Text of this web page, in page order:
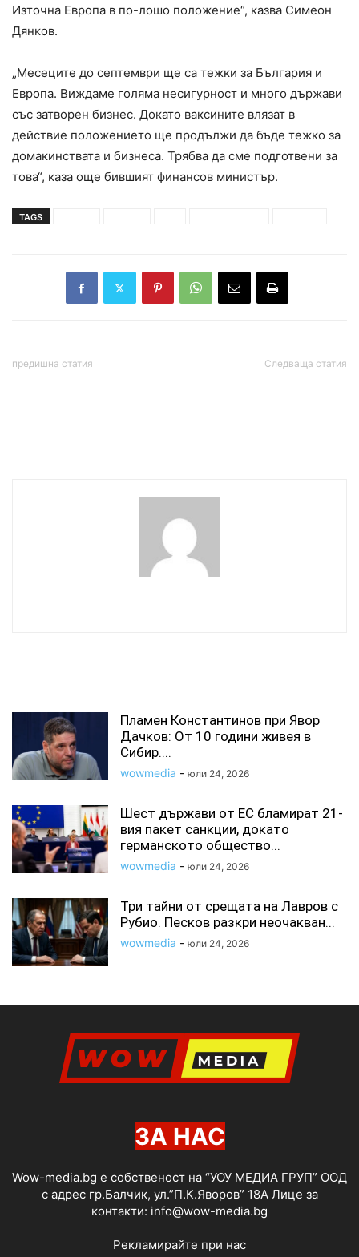
Източна Европа в по-лошо положение“, казва Симеон
Дянков.
„Месеците до септември ще са тежки за България и
Европа. Виждаме голяма несигурност и много държави
със затворен бизнес. Докато ваксините влязат в
действие положението ще продължи да бъде тежко за
домакинствата и бизнеса. Трябва да сме подготвени за
това“, каза още бившият финансов министър.
TAGS
предишна статия Следваща статия
Пламен Константинов при Явор
Дачков: От 10 години живея в
Сибир....
wowmedia - юли 24, 2026
Шест държави от ЕС бламират 21-
вия пакет санкции, докато
германското общество...
wowmedia - юли 24, 2026
Три тайни от срещата на Лавров с
Рубио. Песков разкри неочакван...
wowmedia - юли 24, 2026
ЗА НАС
Wow-media.bg е собственост на “УОУ МЕДИА ГРУП” ООД
с адрес гр.Балчик, ул.”П.К.Яворов” 18А Лице за
контакти: info@wow-media.bg
Рекламирайте при нас